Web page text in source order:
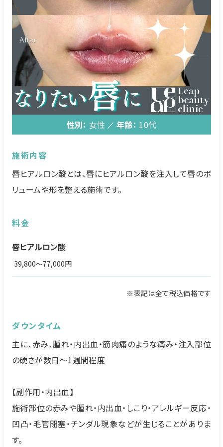
性別： 女性 年齢： 10代
施術内容
唇ヒアルロン酸とは、唇にヒアルロン酸を注入して唇のボ
リュームや形を整える施術です。
料金
唇ヒアルロン酸
39,800～77,000円
※表記は全て税込価格です
ダウンタイム
主に、赤み、腫れ・内出血・筋肉痛のような痛み・注入部位
の硬さが数日～1週間程度
【副作用・内出血】
施術部位の赤みや腫れ・内出血・しこり・アレルギー反応・
凹凸・毛管閉塞・チンダル現象などが生じることがありま
す。